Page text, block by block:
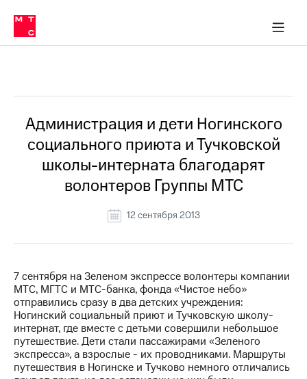
Медиа-центр
и акционерам
Устойчивое развитие
Комплаенс и деловая этика
компании
Карьера
История
компании
Руководство
региона
информация
Медиа-центр
Пресс-
релизы
МТС
о технологиях
Достижения
в МТС
Пресс-
релизы
МТС
о технологиях
Администрация и дети Ногинского
социального приюта и Тучковской
школы-интерната благодарят
волонтеров Группы МТС
12 сентября 2013
7 сентября на Зеленом экспрессе волонтеры компании
МТС, МГТС и МТС-банка, фонда «Чистое небо»
отправились сразу в два детских учреждения:
Ногинский социальный приют и Тучковскую школу-
интернат, где вместе с детьми совершили небольшое
путешествие. Дети стали пассажирами «Зеленого
экспресса», а взрослые - их проводниками. Маршруты
путешествия в Ногинске и Тучково немного отличались